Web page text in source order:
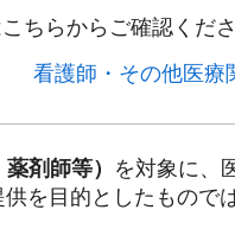
ちらからご確認くださ
看護師・その他医療
剤師等） を対象に、
を目的としたもので